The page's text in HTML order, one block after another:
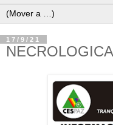
17/9/21